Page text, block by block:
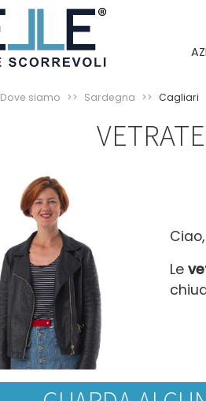
Dove siamo Sardegna Cagliari
Le